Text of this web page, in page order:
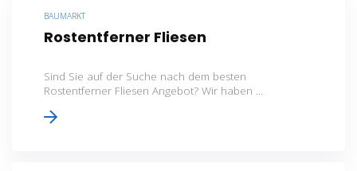
BAUMARKT
Rostentferner Fliesen
Sind Sie auf der Suche nach dem besten
Rostentferner Fliesen Angebot? Wir haben ...